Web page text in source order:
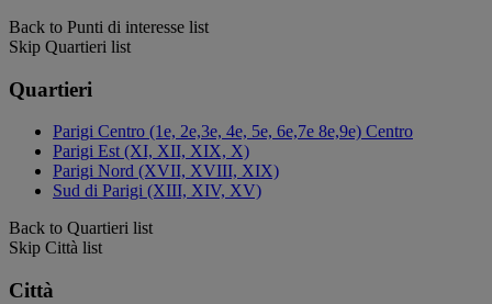
Back to Punti di interesse list
Skip Quartieri list
Quartieri
Parigi Centro (1e, 2e,3e, 4e, 5e, 6e,7e 8e,9e) Centro
Parigi Est (XI, XII, XIX, X)
Parigi Nord (XVII, XVIII, XIX)
Sud di Parigi (XIII, XIV, XV)
Back to Quartieri list
Skip Città list
Città